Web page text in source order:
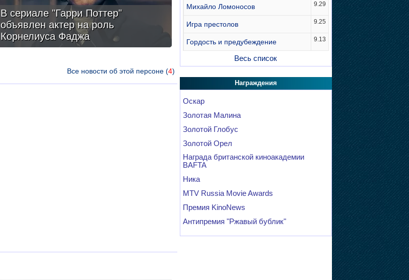
В сериале "Гарри Поттер"
объявлен актер на роль
Корнелиуса Фаджа
Все новости об этой персоне (4)
Михайло Ломоносов 9.29
Игра престолов 9.25
Гордость и предубеждение 9.13
Весь список
Награждения
Оскар
Золотая Малина
Золотой Глобус
Золотой Орел
Награда британской киноакадемии
BAFTA
Ника
MTV Russia Movie Awards
Премия KinoNews
Антипремия "Ржавый бублик"